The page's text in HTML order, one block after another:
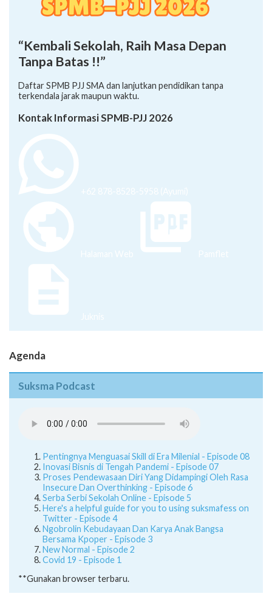
“Kembali Sekolah, Raih Masa Depan
Tanpa Batas !!”
Daftar SPMB PJJ SMA dan lanjutkan pendidikan tanpa
terkendala jarak maupun waktu.
Kontak Informasi SPMB-PJJ 2026
+62 878-8528-5958 (Ayumi)
Halaman Web Pamflet
Juknis
Agenda
Suksma Podcast
Pentingnya Menguasai Skill di Era Milenial - Episode 08
Inovasi Bisnis di Tengah Pandemi - Episode 07
Proses Pendewasaan Diri Yang Didampingi Oleh Rasa
Insecure Dan Overthinking - Episode 6
Serba Serbi Sekolah Online - Episode 5
Here's a helpful guide for you to using suksmafess on
Twitter - Episode 4
Ngobrolin Kebudayaan Dan Karya Anak Bangsa
Bersama Kpoper - Episode 3
New Normal - Episode 2
Covid 19 - Episode 1
**Gunakan browser terbaru.